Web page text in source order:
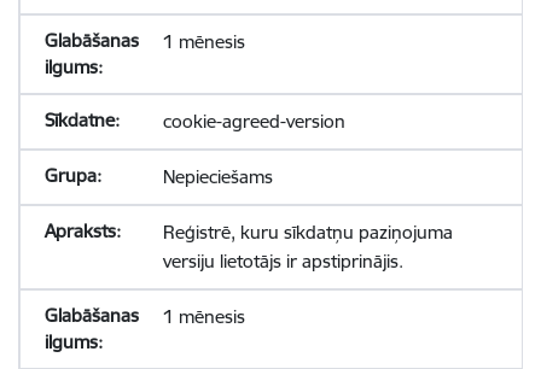
1 mēnesis
cookie-agreed-version
Nepieciešams
Reģistrē, kuru sīkdatņu paziņojuma
versiju lietotājs ir apstiprinājis.
1 mēnesis